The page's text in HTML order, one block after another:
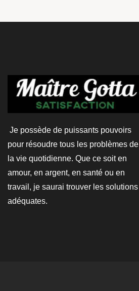
Je possède de puissants pouvoirs
pour résoudre tous les problèmes de
la vie quotidienne. Que ce soit en
amour, en argent, en santé ou en
travail, je saurai trouver les solutions
adéquates.